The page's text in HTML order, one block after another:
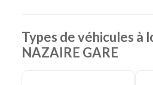
Types de véhicules à
NAZAIRE GARE